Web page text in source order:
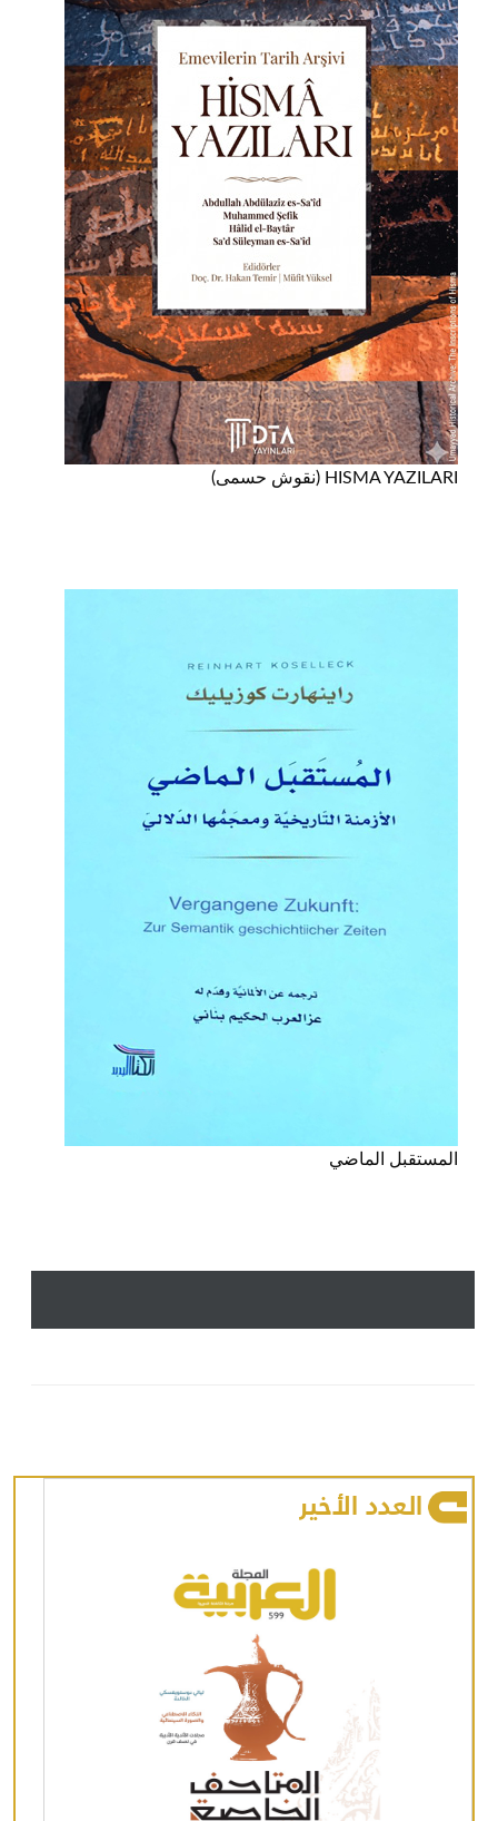
HISMA YAZILARI (نقوش حسمى)
المستقبل الماضي
العدد الأخير